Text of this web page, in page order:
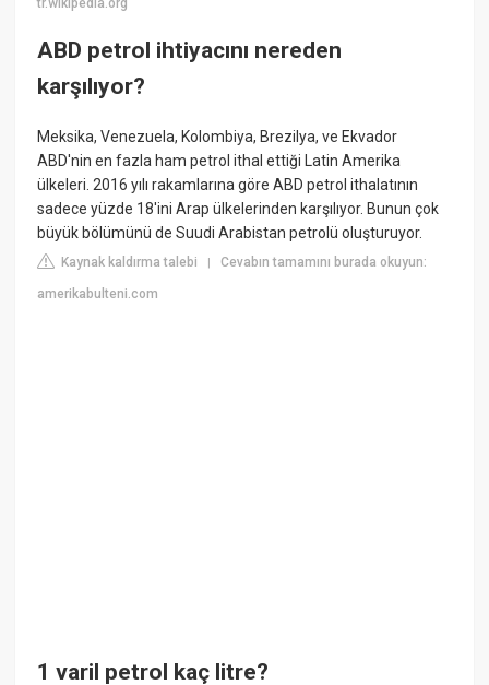
ABD petrol ihtiyacını nereden
karşılıyor?
Meksika, Venezuela, Kolombiya, Brezilya, ve Ekvador
ABD'nin en fazla ham petrol ithal ettiği Latin Amerika
ülkeleri. 2016 yılı rakamlarına göre ABD petrol ithalatının
sadece yüzde 18'ini Arap ülkelerinden karşılıyor. Bunun çok
büyük bölümünü de Suudi Arabistan petrolü oluşturuyor.
Kaynak kaldırma talebi |Cevabın tamamını burada okuyun:
amerikabulteni.com
1 varil petrol kaç litre?